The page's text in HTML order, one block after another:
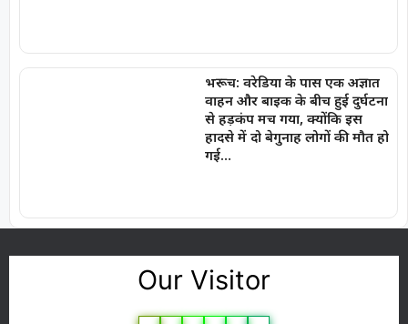
भरूच: वरेडिया के पास एक अज्ञात
वाहन और बाइक के बीच हुई दुर्घटना
से हड़कंप मच गया, क्योंकि इस
हादसे में दो बेगुनाह लोगों की मौत हो
गई…
Our Visitor